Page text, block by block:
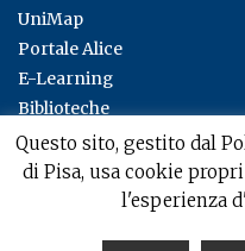
UniMap
Portale Alice
E-Learning
Biblioteche
Privacy Policy
Questo sito, gestito dal
di Pisa, usa cookie
l'esperienza